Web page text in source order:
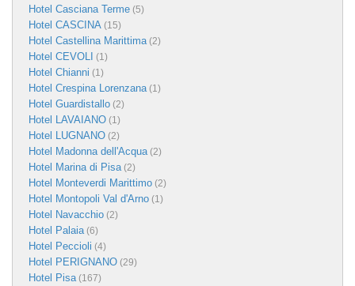
Hotel Casciana Terme (5)
Hotel CASCINA (15)
Hotel Castellina Marittima(2)
Hotel CEVOLI (1)
Hotel Chianni (1)
Hotel Crespina Lorenzana(1)
Hotel Guardistallo (2)
Hotel LAVAIANO (1)
Hotel LUGNANO (2)
Hotel Madonna dell'Acqua(2)
Hotel Marina di Pisa(2)
Hotel Monteverdi Marittimo (2)
Hotel Montopoli Val d'Arno (1)
Hotel Navacchio (2)
Hotel Palaia(6)
Hotel Peccioli (4)
Hotel PERIGNANO (29)
Hotel Pisa(167)